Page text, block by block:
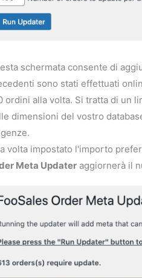
schermata consente di
sono stati effettuati
ordini alla volta. Si tratta di un
dimensioni del vostro
volta impostato l'importo
Meta Updater aggiornerà il